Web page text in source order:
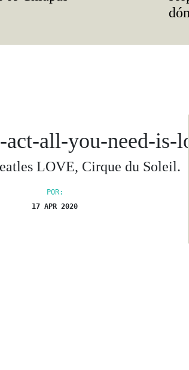
act-all-you-need-is-
LOVE, Cirque du Soleil.
POR:
17 APR 2020